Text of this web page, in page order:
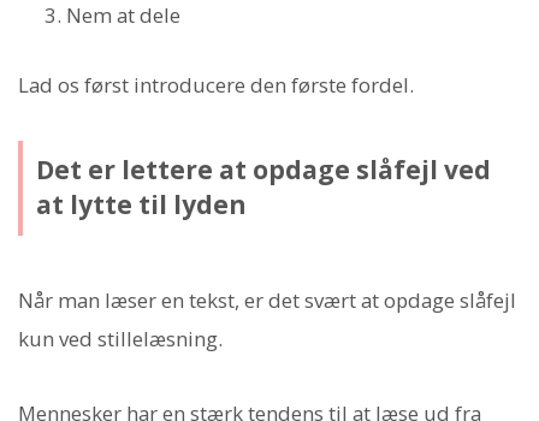
Nem at dele
Lad os først introducere den første fordel.
Det er lettere at opdage slåfejl ved
at lytte til lyden
Når man læser en tekst, er det svært at opdage slåfejl
kun ved stillelæsning.
Mennesker har en stærk tendens til at læse ud fra